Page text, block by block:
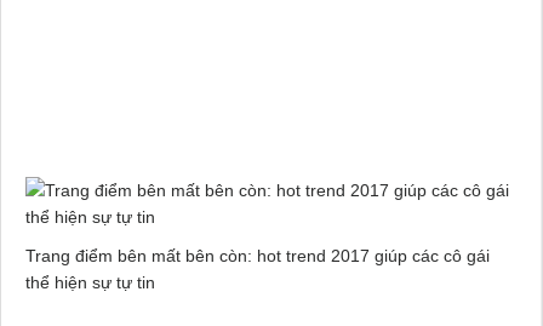
Trang điểm bên mất bên còn: hot trend 2017 giúp các cô gái
thể hiện sự tự tin